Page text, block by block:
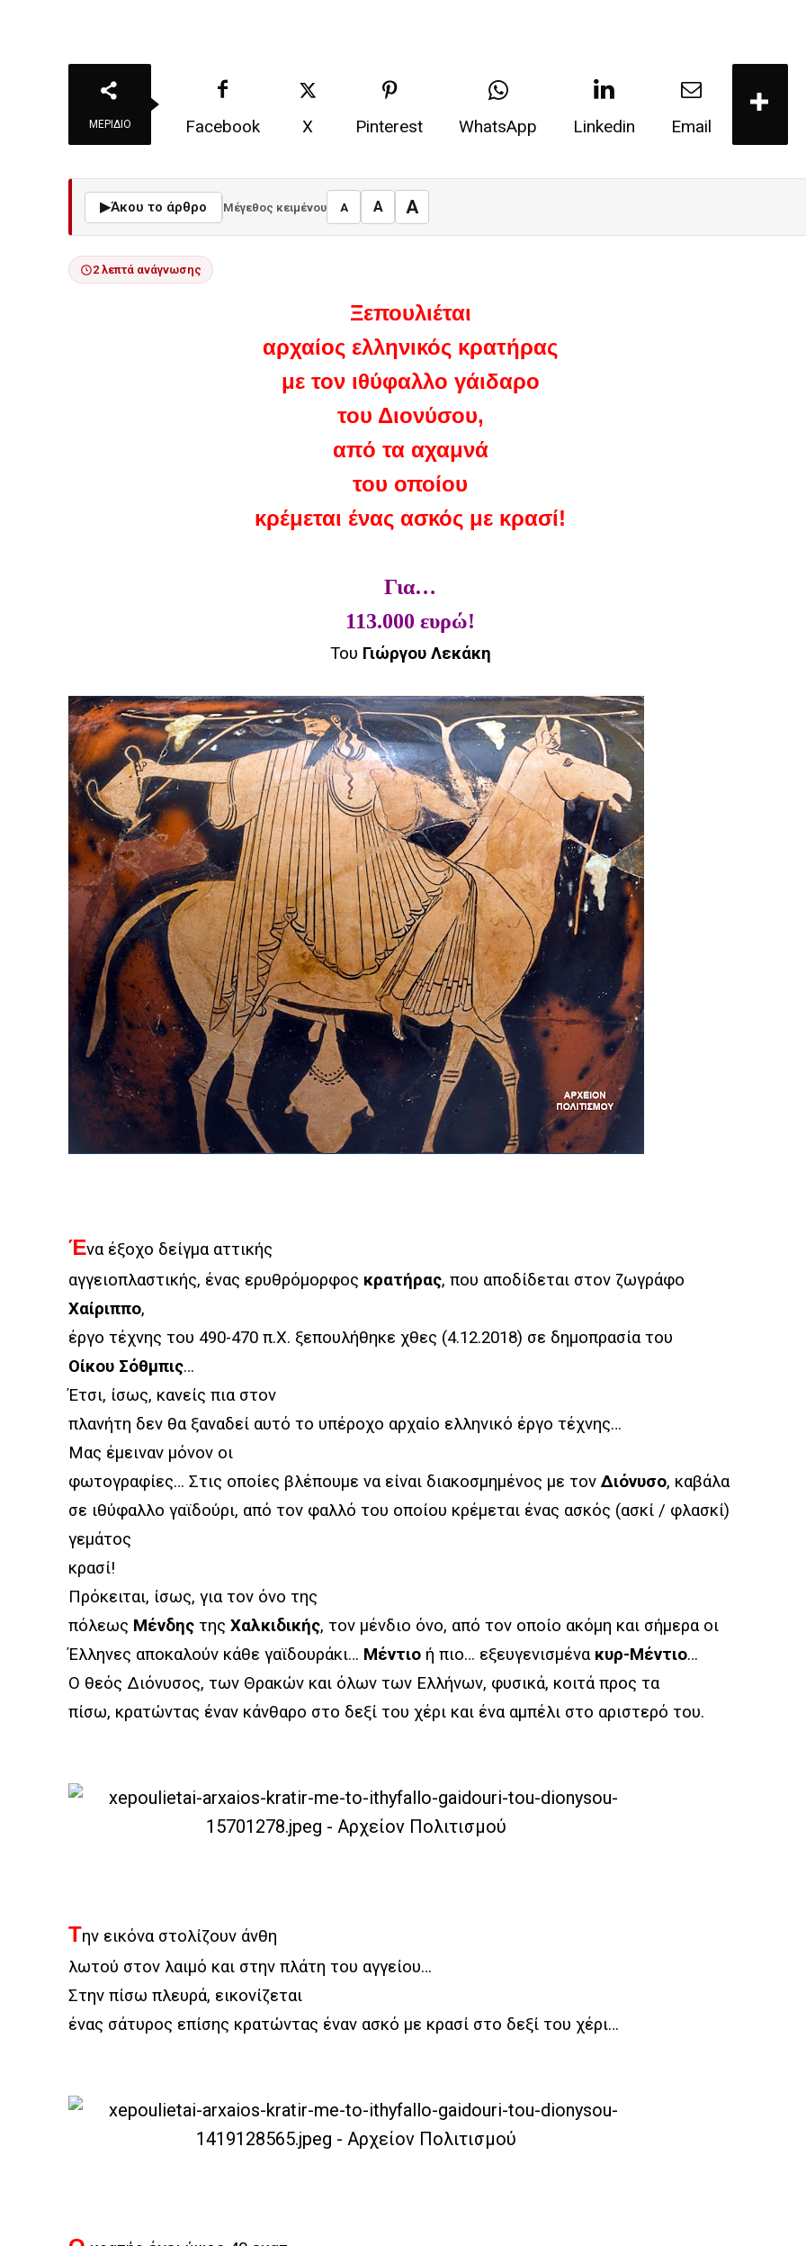
ΜΕΡΊΔΙΟ Facebook X Pinterest WhatsApp Linkedin Email
▶Άκου το άρθρο Μέγεθος κειμένου A A A
2 λεπτά ανάγνωσης
Ξεπουλιέται
αρχαίος ελληνικός κρατήρας
με τον ιθύφαλλο γάιδαρο
του Διονύσου,
από τα αχαμνά
του οποίου
κρέμεται ένας ασκός με κρασί!
Για…
113.000 ευρώ!
Του Γιώργου Λεκάκη
Ένα έξοχο δείγμα αττικής
αγγειοπλαστικής, ένας ερυθρόμορφος κρατήρας, που αποδίδεται στον ζωγράφο
Χαίριππο,
έργο τέχνης του 490-470 π.Χ. ξεπουλήθηκε χθες (4.12.2018) σε δημοπρασία του
Οίκου Σόθμπις…
Έτσι, ίσως, κανείς πια στον
πλανήτη δεν θα ξαναδεί αυτό το υπέροχο αρχαίο ελληνικό έργο τέχνης…
Μας έμειναν μόνον οι
φωτογραφίες… Στις οποίες βλέπουμε να είναι διακοσμημένος με τον Διόνυσο, καβάλα
σε ιθύφαλλο γαϊδούρι, από τον φαλλό του οποίου κρέμεται ένας ασκός (ασκί / φλασκί)
γεμάτος
κρασί!
Πρόκειται, ίσως, για τον όνο της
πόλεως Μένδης της Χαλκιδικής, τον μένδιο όνο, από τον οποίο ακόμη και σήμερα οι
Έλληνες αποκαλούν κάθε γαϊδουράκι… Μέντιο ή πιο… εξευγενισμένα κυρ-Μέντιο…
Ο θεός Διόνυσος, των Θρακών και όλων των Ελλήνων, φυσικά, κοιτά προς τα
πίσω, κρατώντας έναν κάνθαρο στο δεξί του χέρι και ένα αμπέλι στο αριστερό του.
Την εικόνα στολίζουν άνθη
λωτού στον λαιμό και στην πλάτη του αγγείου…
Στην πίσω πλευρά, εικονίζεται
ένας σάτυρος επίσης κρατώντας έναν ασκό με κρασί στο δεξί του χέρι…